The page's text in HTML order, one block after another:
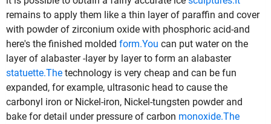
remains to apply them like a thin layer of paraffin and cover
with powder of zirconium oxide with phosphoric acid-and
here's the finished molded form.You can put water on the
layer of alabaster -layer by layer to form an alabaster
statuette.The technology is very cheap and can be fun
expanded, for example, ultrasonic head to cause the
carbonyl iron or Nickel-iron, Nickel-tungsten powder and
bake for detail under pressure of carbon monoxide.The